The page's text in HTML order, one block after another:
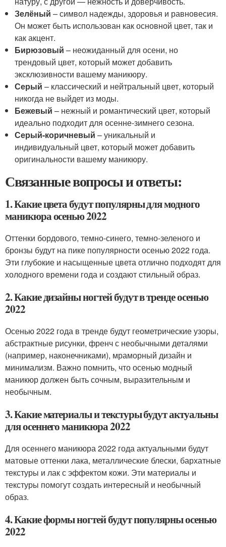
Зелёный – символ надежды, здоровья и равновесия.
Он может быть использован как основной цвет, так и
как акцент.
Бирюзовый – неожиданный для осени, но
трендовый цвет, который может добавить
эксклюзивности вашему маникюру.
Серый – классический и нейтральный цвет, который
никогда не выйдет из моды.
Бежевый – нежный и романтический цвет, который
идеально подходит для осенне-зимнего сезона.
Серый-коричневый – уникальный и
индивидуальный цвет, который может добавить
оригинальности вашему маникюру.
Связанные вопросы и ответы:
1. Какие цвета будут популярны для модного
маникюра осенью 2022
Оттенки бордового, темно-синего, темно-зеленого и
бронзы будут на пике популярности осенью 2022 года.
Эти глубокие и насыщенные цвета отлично подходят для
холодного времени года и создают стильный образ.
2. Какие дизайны ногтей будут в тренде осенью
2022
Осенью 2022 года в тренде будут геометрические узоры,
абстрактные рисунки, френч с необычными деталями
(например, наконечниками), мраморный дизайн и
минимализм. Важно помнить, что осенью модный
маникюр должен быть сочным, выразительным и
необычным.
3. Какие материалы и текстуры будут актуальны
для осеннего маникюра 2022
Для осеннего маникюра 2022 года актуальными будут
матовые оттенки лака, металлические блески, бархатные
текстуры и лак с эффектом кожи. Эти материалы и
текстуры помогут создать интересный и необычный
образ.
4. Какие формы ногтей будут популярны осенью
2022